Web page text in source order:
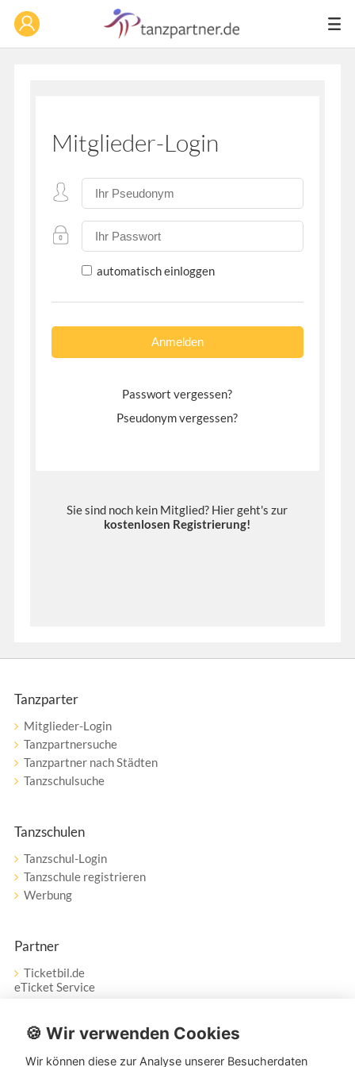
Mitglieder-Login
automatisch einloggen
Passwort vergessen?
Pseudonym vergessen?
Sie sind noch kein Mitglied? Hier geht's zur
kostenlosen Registrierung!
Tanzparter
Mitglieder-Login
Tanzpartnersuche
Tanzpartner nach Städten
Tanzschulsuche
Tanzschulen
Tanzschul-Login
Tanzschule registrieren
Werbung
Partner
Ticketbil.de
eTicket Service
Vertrag widerrufen
🍪 Wir verwenden Cookies
Wir können diese zur Analyse unserer Besucherdaten